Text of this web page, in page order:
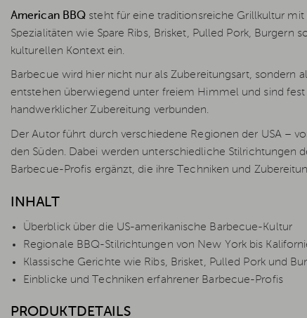
American BBQ steht für eine traditionsreiche Grillkultur
Spezialitäten wie Spare Ribs, Brisket, Pulled Pork,
kulturellen Kontext ein.
Barbecue wird hier nicht nur als Zubereitungsart, sondern
entstehen überwiegend unter freiem Himmel und sind
handwerklicher Zubereitung verbunden.
Der Autor führt durch verschiedene Regionen der USA –
den Süden. Dabei werden unterschiedliche Stilrichtungen
Barbecue-Profis ergänzt, die ihre Techniken und
INHALT
Überblick über die US-amerikanische Barbecue-Kultur
Regionale BBQ-Stilrichtungen von New York bis
Klassische Gerichte wie Ribs, Brisket, Pulled Pork und
Einblicke und Techniken erfahrener Barbecue-Profis
PRODUKTDETAILS